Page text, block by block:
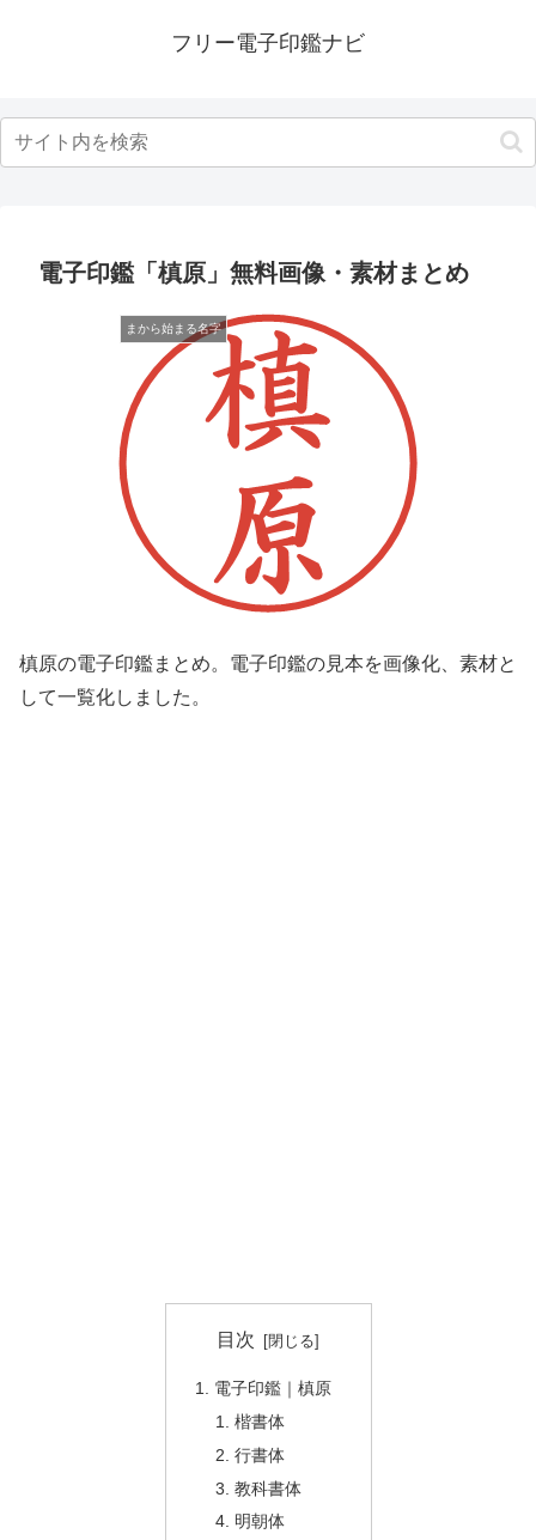
フリー電子印鑑ナビ
電子印鑑「槙原」無料画像・素材まとめ
まから始まる名字
槙原の電子印鑑まとめ。電子印鑑の見本を画像化、素材と
して一覧化しました。
目次
電子印鑑｜槙原
楷書体
行書体
教科書体
明朝体